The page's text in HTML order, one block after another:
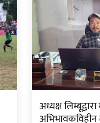
अध्यक्ष
अभिभावकविहीन